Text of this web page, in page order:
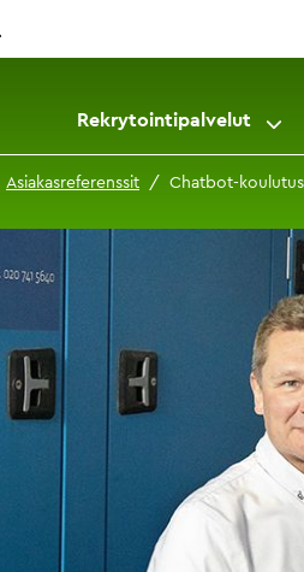
Rekrytointipalvelut
Asiakasreferenssit Chatbot-